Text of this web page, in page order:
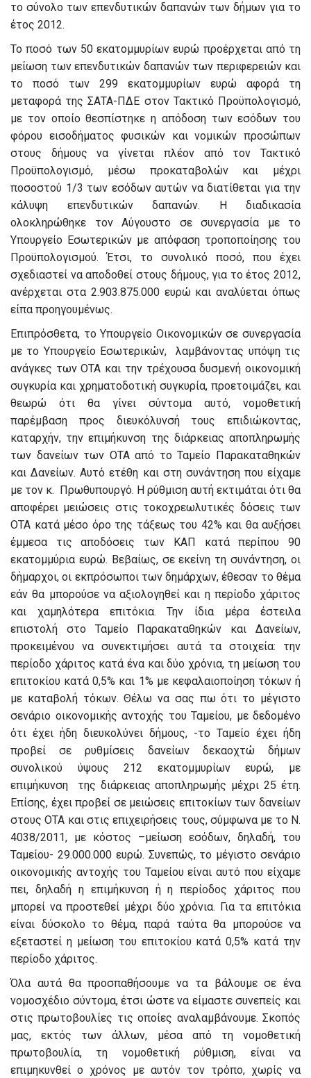
το σύνολο των επενδυτικών δαπανών των δήμων για το
έτος 2012.
Το ποσό των 50 εκατομμυρίων ευρώ προέρχεται από τη
μείωση των επενδυτικών δαπανών των περιφερειών και
το ποσό των 299 εκατομμυρίων ευρώ αφορά τη
μεταφορά της ΣΑΤΑ-ΠΔΕ στον Τακτικό Προϋπολογισμό,
με τον οποίο θεσπίστηκε η απόδοση των εσόδων του
φόρου εισοδήματος φυσικών και νομικών προσώπων
στους δήμους να γίνεται πλέον από τον Τακτικό
Προϋπολογισμό, μέσω προκαταβολών και μέχρι
ποσοστού 1/3 των εσόδων αυτών να διατίθεται για την
κάλυψη επενδυτικών δαπανών. Η διαδικασία
ολοκληρώθηκε τον Αύγουστο σε συνεργασία με το
Υπουργείο Εσωτερικών με απόφαση τροποποίησης του
Προϋπολογισμού. Έτσι, το συνολικό ποσό, που έχει
σχεδιαστεί να αποδοθεί στους δήμους, για το έτος 2012,
ανέρχεται στα 2.903.875.000 ευρώ και αναλύεται όπως
είπα προηγουμένως.
Επιπρόσθετα, το Υπουργείο Οικονομικών σε συνεργασία
με το Υπουργείο Εσωτερικών, λαμβάνοντας υπόψη τις
ανάγκες των ΟΤΑ και την τρέχουσα δυσμενή οικονομική
συγκυρία και χρηματοδοτική συγκυρία, προετοιμάζει, και
θεωρώ ότι θα γίνει σύντομα αυτό, νομοθετική
παρέμβαση προς διευκόλυνσή τους επιδιώκοντας,
καταρχήν, την επιμήκυνση της διάρκειας αποπληρωμής
των δανείων των ΟΤΑ από το Ταμείο Παρακαταθηκών
και Δανείων. Αυτό ετέθη και στη συνάντηση που είχαμε
με τον κ. Πρωθυπουργό. Η ρύθμιση αυτή εκτιμάται ότι θα
αποφέρει μειώσεις στις τοκοχρεωλυτικές δόσεις των
ΟΤΑ κατά μέσο όρο της τάξεως του 42% και θα αυξήσει
έμμεσα τις αποδόσεις των ΚΑΠ κατά περίπου 90
εκατομμύρια ευρώ. Βεβαίως, σε εκείνη τη συνάντηση, οι
δήμαρχοι, οι εκπρόσωποι των δημάρχων, έθεσαν το θέμα
εάν θα μπορούσε να αξιολογηθεί και η περίοδο χάριτος
και χαμηλότερα επιτόκια. Την ίδια μέρα έστειλα
επιστολή στο Ταμείο Παρακαταθηκών και Δανείων,
προκειμένου να συνεκτιμήσει αυτά τα στοιχεία: την
περίοδο χάριτος κατά ένα και δύο χρόνια, τη μείωση του
επιτοκίου κατά 0,5% και 1% με κεφαλαιοποίηση τόκων ή
με καταβολή τόκων. Θέλω να σας πω ότι το μέγιστο
σενάριο οικονομικής αντοχής του Ταμείου, με δεδομένο
ότι έχει ήδη διευκολύνει δήμους, -το Ταμείο έχει ήδη
προβεί σε ρυθμίσεις δανείων δεκαοχτώ δήμων
συνολικού ύψους 212 εκατομμυρίων ευρώ, με
επιμήκυνση της διάρκειας αποπληρωμής μέχρι 25 έτη.
Επίσης, έχει προβεί σε μειώσεις επιτοκίων των δανείων
στους ΟΤΑ και στις επιχειρήσεις τους, σύμφωνα με το Ν.
4038/2011, με κόστος –μείωση εσόδων, δηλαδή, του
Ταμείου- 29.000.000 ευρώ. Συνεπώς, το μέγιστο σενάριο
οικονομικής αντοχής του Ταμείου είναι αυτό που είχαμε
πει, δηλαδή η επιμήκυνση ή η περίοδος χάριτος που
μπορεί να προστεθεί μέχρι δύο χρόνια. Για τα επιτόκια
είναι δύσκολο το θέμα, παρά ταύτα θα μπορούσε να
εξεταστεί η μείωση του επιτοκίου κατά 0,5% κατά την
περίοδο χάριτος.
Όλα αυτά θα προσπαθήσουμε να τα βάλουμε σε ένα
νομοσχέδιο σύντομα, έτσι ώστε να είμαστε συνεπείς και
στις πρωτοβουλίες τις οποίες αναλαμβάνουμε. Σκοπός
μας, εκτός των άλλων, μέσα από τη νομοθετική
πρωτοβουλία, τη νομοθετική ρύθμιση, είναι να
επιμηκυνθεί ο χρόνος με αυτόν τον τρόπο, χωρίς να